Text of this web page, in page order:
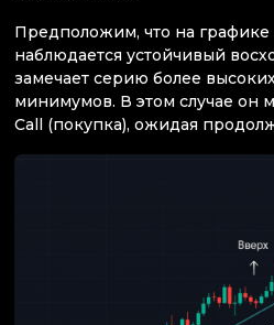
Предположим, что на графике
наблюдается устойчивый
замечает серию более
минимумов. В этом случае он
Call (покупка), ожидая